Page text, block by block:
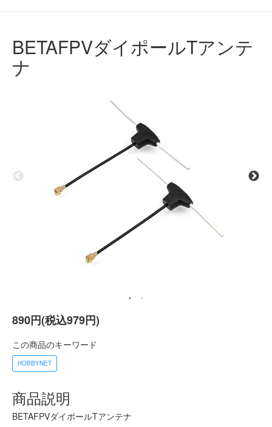
BETAFPVダイポールTアンテ
ナ
890円(税込979円)
この商品のキーワード
HOBBYNET
商品説明
BETAFPVダイポールTアンテナ